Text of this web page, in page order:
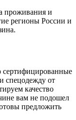
проживания и
регионы России и
сертифицированные
спецодежду от
качество
вам не подошел
предложить